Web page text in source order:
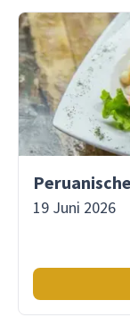
19 Juni 2026